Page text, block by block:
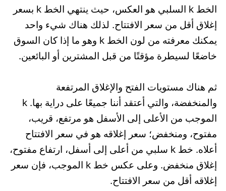
الخط k السلبي هو العكس، حيث ينتهي الخط k بسعر
إغلاق أقل من سعر الافتتاح. لذلك هناك شيء واحد
يمكنك معرفته من لون الخط k وهو ما إذا كان السوق
خاضعًا لسيطرة مؤقتًا من قبل المشترين أو البائعين.
ثم هناك مستويات الفتح والإغلاق المرتفعة
والمنخفضة، والتي أعتقد أننا جميعًا على دراية بها. k
الموجب من الأعلى إلى الأسفل هو مرتفع، قريب،
مفتوح، ومنخفض؛ سعر إغلاقه هو في سعر الافتتاح
أعلاه. خط k سلبي من أعلى إلى أسفل، ارتفاع مفتوح،
إغلاق منخفض. وعلى عكس خط k الموجب، فإن سعر
إغلاقه أقل من سعر الافتتاح.